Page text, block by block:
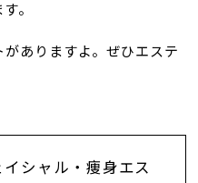
。
ありますよ。ぜひエステ
シャル・痩身エス